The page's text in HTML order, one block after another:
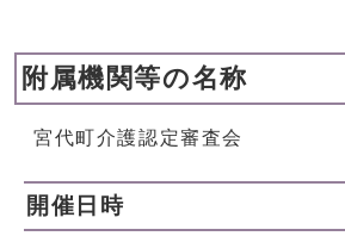
附属機関等の名称
宮代町介護認定審査会
開催日時